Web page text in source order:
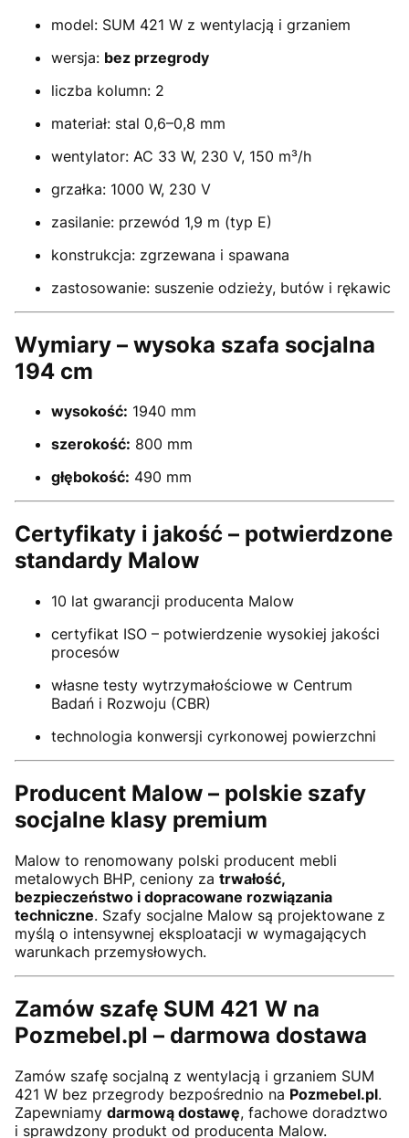
model: SUM 421 W z wentylacją i grzaniem
wersja: bez przegrody
liczba kolumn: 2
materiał: stal 0,6–0,8 mm
wentylator: AC 33 W, 230 V, 150 m³/h
grzałka: 1000 W, 230 V
zasilanie: przewód 1,9 m (typ E)
konstrukcja: zgrzewana i spawana
zastosowanie: suszenie odzieży, butów i rękawic
Wymiary – wysoka szafa socjalna
194 cm
wysokość: 1940 mm
szerokość: 800 mm
głębokość: 490 mm
Certyfikaty i jakość – potwierdzone
standardy Malow
10 lat gwarancji producenta Malow
certyfikat ISO – potwierdzenie wysokiej jakości
procesów
własne testy wytrzymałościowe w Centrum
Badań i Rozwoju (CBR)
technologia konwersji cyrkonowej powierzchni
Producent Malow – polskie szafy
socjalne klasy premium
Malow to renomowany polski producent mebli
metalowych BHP, ceniony za trwałość,
bezpieczeństwo i dopracowane rozwiązania
techniczne. Szafy socjalne Malow są projektowane z
myślą o intensywnej eksploatacji w wymagających
warunkach przemysłowych.
Zamów szafę SUM 421 W na
Pozmebel.pl – darmowa dostawa
Zamów szafę socjalną z wentylacją i grzaniem SUM
421 W bez przegrody bezpośrednio na Pozmebel.pl.
Zapewniamy darmową dostawę, fachowe doradztwo
i sprawdzony produkt od producenta Malow.